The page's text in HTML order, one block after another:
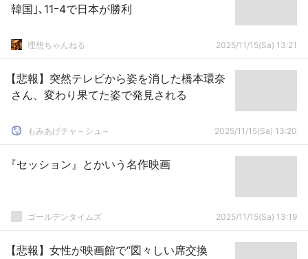
韓国｣､11ｰ4で日本が勝利
理想ちゃんねる 2025/11/15(Sa) 13:21
【悲報】突然テレビから姿を消した橋本環奈
さん、変わり果てた姿で発見される
もみあげチャ～シュ～ 2025/11/15(Sa) 13:20
『セッション』とかいう名作映画
ゴールデンタイムズ 2025/11/15(Sa) 13:19
【悲報】女性が映画館で“図々しい席交換